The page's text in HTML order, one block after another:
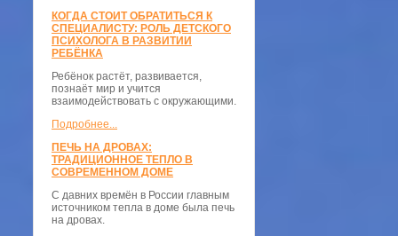
КОГДА СТОИТ ОБРАТИТЬСЯ К
СПЕЦИАЛИСТУ: РОЛЬ ДЕТСКОГО
ПСИХОЛОГА В РАЗВИТИИ
РЕБЁНКА
Ребёнок растёт, развивается,
познаёт мир и учится
взаимодействовать с окружающими.
Подробнее...
ПЕЧЬ НА ДРОВАХ:
ТРАДИЦИОННОЕ ТЕПЛО В
СОВРЕМЕННОМ ДОМЕ
С давних времён в России главным
источником тепла в доме была печь
на дровах.